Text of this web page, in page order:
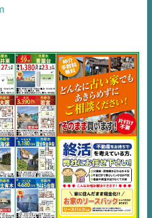
誌ミッケル
エリア
エリア
エリア
サイネージ
一括査定
ラム